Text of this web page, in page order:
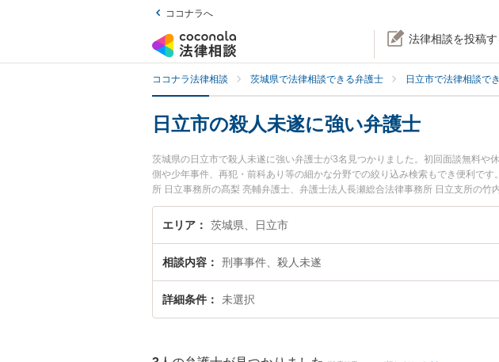
ココナラへ
法律相談を投稿す
ココナラ法律相談 茨城県で法律相談できる弁護士 日立市で法律相談で
日立市の殺人未遂に強い弁護士
茨城県の日立市で殺人未遂に強い弁護士が3名見つかりました。初回面談無料
側や少年事件、再犯・前科あり等の細かな分野での絞り込み検索もでき便利で
所 日立事務所の髙梨 亮輔弁護士、弁護士法人長瀬総合法律事務所 日立支所の
間に発生した殺人未遂のトラブルを今すぐに弁護士に相談したい』『殺人未遂
る日立市内の弁護士に相談予約したい』などでお困りの相談者さんにおすすめで
エリア 茨城県、日立市
相談内容 刑事事件、殺人未遂
詳細条件 未選択